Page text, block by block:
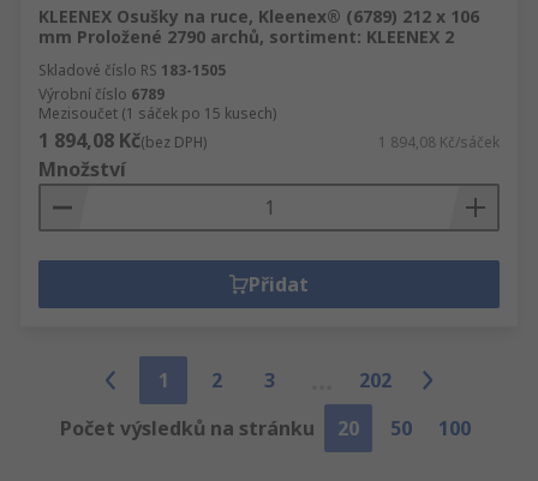
KLEENEX Osušky na ruce, Kleenex® (6789) 212 x 106
mm Proložené 2790 archů, sortiment: KLEENEX 2
Skladové číslo RS 183-1505
Výrobní číslo 6789
Mezisoučet (1 sáček po 15 kusech)
1 894,08 Kč(bez DPH) 1 894,08 Kč/sáček
Množství
Přidat
1 2 3
202
Počet výsledků na stránku
20 50 100